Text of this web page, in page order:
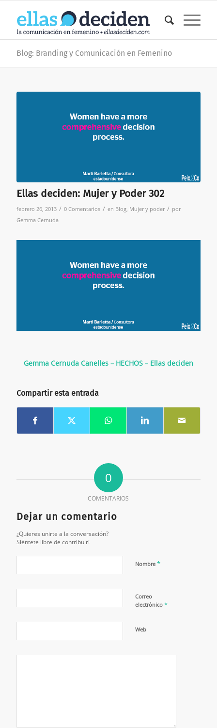
Blog: Branding y Comunicación en Femenino
Ellas deciden: Mujer y Poder 302
febrero 26, 2013 / 0 Comentarios / en Blog, Mujer y poder / por
Gemma Cernuda
Gemma Cernuda Canelles – HECHOS – Ellas deciden
Compartir esta entrada
0
COMENTARIOS
Dejar un comentario
¿Quieres unirte a la conversación?
Siéntete libre de contribuir!
Nombre *
Correo
electrónico *
Web